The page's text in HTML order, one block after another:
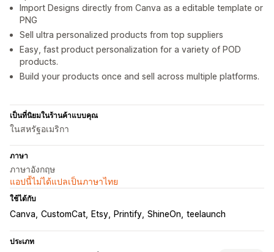
Import Designs directly from Canva as a editable template or
PNG
Sell ultra personalized products from top suppliers
Easy, fast product personalization for a variety of POD
products.
Build your products once and sell across multiple platforms.
เป็นที่นิยมในร้านค้าแบบคุณ
ในสหรัฐอเมริกา
ภาษา
ภาษาอังกฤษ
แอปนี้ไม่ได้แปลเป็นภาษาไทย
ใช้ได้กับ
Canva CustomCat Etsy Printify ShineOn teelaunch
ประเภท